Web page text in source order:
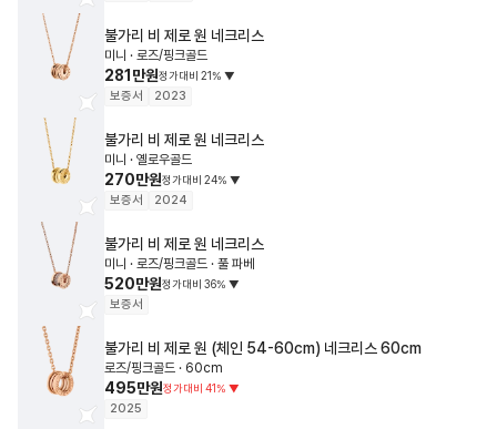
불가리 비 제로 원 네크리스
미니 · 로즈/핑크골드
281만원정가대비 21% ▼
보증서 2023
불가리 비 제로 원 네크리스
미니 · 옐로우골드
270만원정가대비 24% ▼
보증서 2024
불가리 비 제로 원 네크리스
미니 · 로즈/핑크골드 · 풀 파베
520만원정가대비 36% ▼
보증서
불가리 비 제로 원 (체인 54-60cm) 네크리스60cm
로즈/핑크골드 · 60cm
495만원정가대비 41% ▼
2025